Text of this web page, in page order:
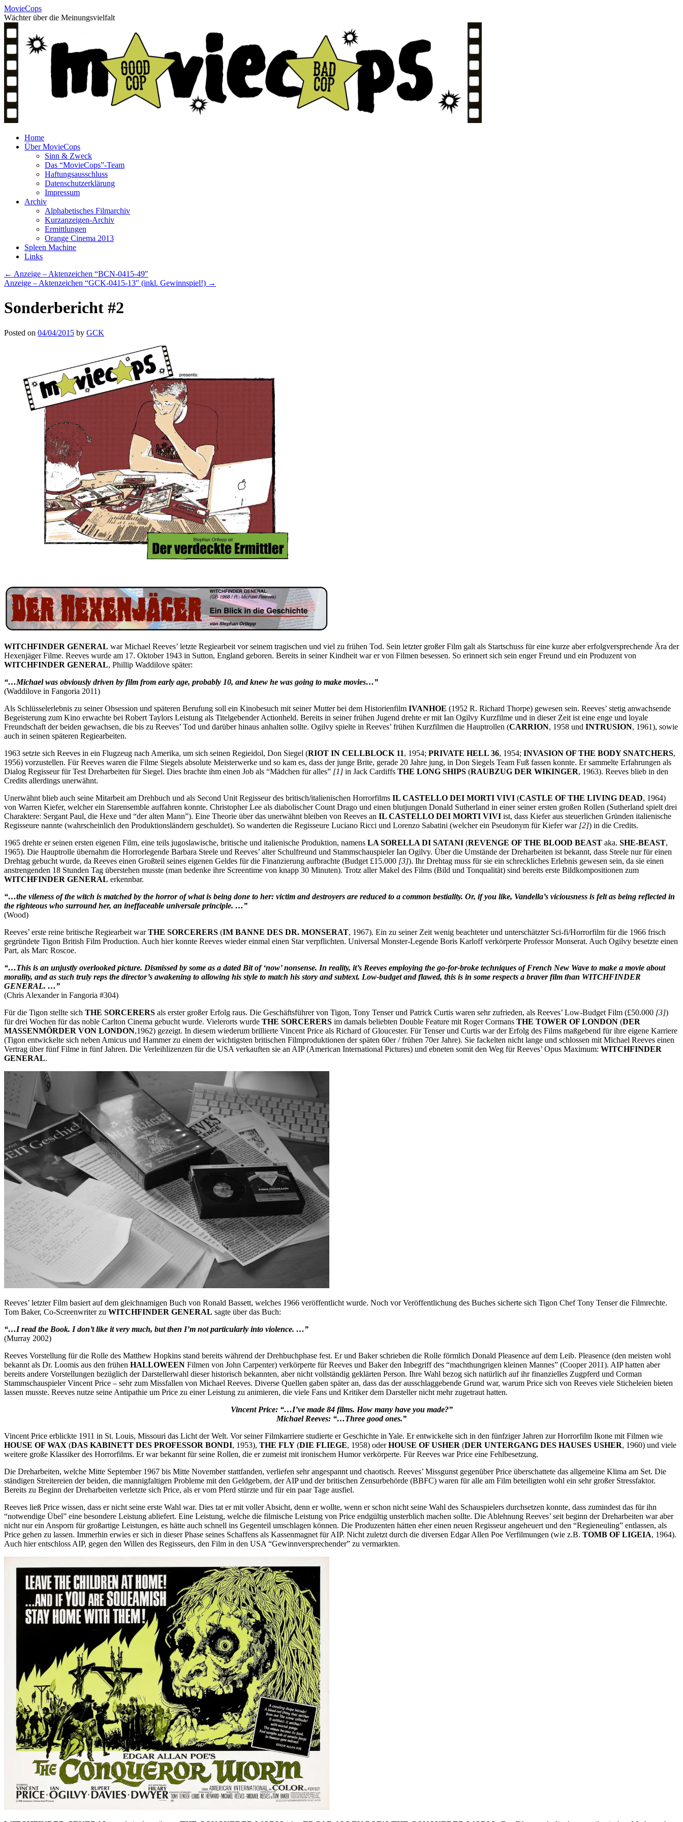
Skip
to
MovieCops
Wächter über die Meinungsvielfalt
Home
Über MovieCops
Sinn & Zweck
Das “MovieCops”-Team
Haftungsausschluss
Datenschutzerklärung
Impressum
Archiv
Alphabetisches Filmarchiv
Kurzanzeigen-Archiv
Ermittlungen
Orange Cinema 2013
Spleen Machine
Links
← Anzeige – Aktenzeichen “BCN-0415-49″
Anzeige – Aktenzeichen “GCK-0415-13″ (inkl. Gewinnspiel!) →
Sonderbericht #2
Posted on 04/04/2015 by GCK
WITCHFINDER GENERAL war Michael Reeves’ letzte Regiearbeit vor seinem tragischen und viel zu frühen Tod. Sein letzter großer Film galt als Startschuss für eine kurze aber erfolgversprechende Ära der
Hexenjäger Filme. Reeves wurde am 17. Oktober 1943 in Sutton, England geboren. Bereits in seiner Kindheit war er von Filmen besessen. So erinnert sich sein enger Freund und ein Produzent von
WITCHFINDER GENERAL, Phillip Waddilove später:
“…Michael was obviously driven by film from early age, probably 10, and knew he was going to make movies…”
(Waddilove in Fangoria 2011)
Als Schlüsselerlebnis zu seiner Obsession und späteren Berufung soll ein Kinobesuch mit seiner Mutter bei dem Historienfilm IVANHOE (1952 R. Richard Thorpe) gewesen sein. Reeves’ stetig anwachsende
Begeisterung zum Kino erwachte bei Robert Taylors Leistung als Titelgebender Actionheld. Bereits in seiner frühen Jugend drehte er mit Ian Ogilvy Kurzfilme und in dieser Zeit ist eine enge und loyale
Freundschaft der beiden gewachsen, die bis zu Reeves’ Tod und darüber hinaus anhalten sollte. Ogilvy spielte in Reeves’ frühen Kurzfilmen die Hauptrollen (CARRION, 1958 und INTRUSION, 1961), sowie
auch in seinen späteren Regiearbeiten.
1963 setzte sich Reeves in ein Flugzeug nach Amerika, um sich seinen Regieidol, Don Siegel (RIOT IN CELLBLOCK 11, 1954; PRIVATE HELL 36, 1954; INVASION OF THE BODY SNATCHERS,
1956) vorzustellen. Für Reeves waren die Filme Siegels absolute Meisterwerke und so kam es, dass der junge Brite, gerade 20 Jahre jung, in Don Siegels Team Fuß fassen konnte. Er sammelte Erfahrungen als
Dialog Regisseur für Test Dreharbeiten für Siegel. Dies brachte ihm einen Job als “Mädchen für alles” [1] in Jack Cardiffs THE LONG SHIPS (RAUBZUG DER WIKINGER, 1963). Reeves blieb in den
Credits allerdings unerwähnt.
Unerwähnt blieb auch seine Mitarbeit am Drehbuch und als Second Unit Regisseur des britisch/italienischen Horrorfilms IL CASTELLO DEI MORTI VIVI (CASTLE OF THE LIVING DEAD, 1964)
von Warren Kiefer, welcher ein Starensemble auffahren konnte. Christopher Lee als diabolischer Count Drago und einen blutjungen Donald Sutherland in einer seiner ersten großen Rollen (Sutherland spielt drei
Charaktere: Sergant Paul, die Hexe und “der alten Mann”). Eine Theorie über das unerwähnt bleiben von Reeves an IL CASTELLO DEI MORTI VIVI ist, dass Kiefer aus steuerlichen Gründen italienische
Regisseure nannte (wahrscheinlich den Produktionsländern geschuldet). So wanderten die Regisseure Luciano Ricci und Lorenzo Sabatini (welcher ein Pseudonym für Kiefer war [2]) in die Credits.
1965 drehte er seinen ersten eigenen Film, eine teils jugoslawische, britische und italienische Produktion, namens LA SORELLA DI SATANI (REVENGE OF THE BLOOD BEAST aka. SHE-BEAST,
1965). Die Hauptrolle übernahm die Horrorlegende Barbara Steele und Reeves’ alter Schulfreund und Stammschauspieler Ian Ogilvy. Über die Umstände der Dreharbeiten ist bekannt, dass Steele nur für einen
Drehtag gebucht wurde, da Reeves einen Großteil seines eigenen Geldes für die Finanzierung aufbrachte (Budget £15.000 [3]). Ihr Drehtag muss für sie ein schreckliches Erlebnis gewesen sein, da sie einen
anstrengenden 18 Stunden Tag überstehen musste (man bedenke ihre Screentime von knapp 30 Minuten). Trotz aller Makel des Films (Bild und Tonqualität) sind bereits erste Bildkompositionen zum
WITCHFINDER GENERAL erkennbar.
“…the vileness of the witch is matched by the horror of what is being done to her: victim and destroyers are reduced to a common bestiality. Or, if you like, Vandella’s viciousness is felt as being reflected in
the righteous who surround her, an ineffaceable universale principle. …”
(Wood)
Reeves’ erste reine britische Regiearbeit warTHE SORCERERS (IM BANNE DES DR. MONSERAT, 1967). Ein zu seiner Zeit wenig beachteter und unterschätzter Sci-fi/Horrorfilm für die 1966 frisch
gegründete Tigon British Film Production. Auch hier konnte Reeves wieder einmal einen Star verpflichten. Universal Monster-Legende Boris Karloff verkörperte Professor Monserat. Auch Ogilvy besetzte einen
Part, als Marc Roscoe.
“…This is an unjustly overlooked picture. Dismissed by some as a dated Bit of ‘now’ nonsense. In reality, it’s Reeves employing the go-for-broke techniques of French New Wave to make a movie about
morality, and as such truly reps the director’s awakening to allowing his style to match his story and subtext. Low-budget and flawed, this is in some respects a braver film than WITCHFINDER
GENERAL. …”
(Chris Alexander in Fangoria #304)
Für die Tigon stellte sich THE SORCERERS als erster großer Erfolg raus. Die Geschäftsführer von Tigon, Tony Tenser und Patrick Curtis waren sehr zufrieden, als Reeves’ Low-Budget Film (£50.000 [3])
für drei Wochen für das noble Carlton Cinema gebucht wurde. Vielerorts wurde THE SORCERERS im damals beliebten Double Feature mit Roger Cormans THE TOWER OF LONDON (DER
MASSENMÖRDER VON LONDON,1962) gezeigt. In diesem wiederum brillierte Vincent Price als Richard of Gloucester. Für Tenser und Curtis war der Erfolg des Films maßgebend für ihre eigene Karriere
(Tigon entwickelte sich neben Amicus und Hammer zu einem der wichtigsten britischen Filmproduktionen der späten 60er / frühen 70er Jahre). Sie fackelten nicht lange und schlossen mit Michael Reeves einen
Vertrag über fünf Filme in fünf Jahren. Die Verleihlizenzen für die USA verkauften sie an AIP (American International Pictures) und ebneten somit den Weg für Reeves’ Opus Maximum: WITCHFINDER
GENERAL.
Reeves’ letzter Film basiert auf dem gleichnamigen Buch von Ronald Bassett, welches 1966 veröffentlicht wurde. Noch vor Veröffentlichung des Buches sicherte sich Tigon Chef Tony Tenser die Filmrechte.
Tom Baker, Co-Screenwriter zu WITCHFINDER GENERAL sagte über das Buch:
“…I read the Book. I don’t like it very much, but then I’m not particularly into violence. …”
(Murray 2002)
Reeves Vorstellung für die Rolle des Matthew Hopkins stand bereits während der Drehbuchphase fest. Er und Baker schrieben die Rolle förmlich Donald Pleasence auf dem Leib. Pleasence (den meisten wohl
bekannt als Dr. Loomis aus den frühen HALLOWEEN Filmen von John Carpenter) verkörperte für Reeves und Baker den Inbegriff des “machthungrigen kleinen Mannes” (Cooper 2011). AIP hatten aber
bereits andere Vorstellungen bezüglich der Darstellerwahl dieser historisch bekannten, aber nicht vollständig geklärten Person. Ihre Wahl bezog sich natürlich auf ihr finanzielles Zugpferd und Corman
Stammschauspieler Vincent Price – sehr zum Missfallen von Michael Reeves. Diverse Quellen gaben später an, dass das der ausschlaggebende Grund war, warum Price sich von Reeves viele Sticheleien bieten
lassen musste. Reeves nutze seine Antipathie um Price zu einer Leistung zu animieren, die viele Fans und Kritiker dem Darsteller nicht mehr zugetraut hatten.
Vincent Price: “…I’ve made 84 films. How many have you made?”
Michael Reeves: “…Three good ones.”
Vincent Price erblickte 1911 in St. Louis, Missouri das Licht der Welt. Vor seiner Filmkarriere studierte er Geschichte in Yale. Er entwickelte sich in den fünfziger Jahren zur Horrorfilm Ikone mit Filmen wie
HOUSE OF WAX (DAS KABINETT DES PROFESSOR BONDI, 1953), THE FLY (DIE FLIEGE, 1958) oderHOUSE OF USHER (DER UNTERGANG DES HAUSES USHER, 1960) und viele
weitere große Klassiker des Horrorfilms. Er war bekannt für seine Rollen, die er zumeist mit ironischem Humor verkörperte. Für Reeves war Price eine Fehlbesetzung.
Die Dreharbeiten, welche Mitte September 1967 bis Mitte November stattfanden, verliefen sehr angespannt und chaotisch. Reeves’ Missgunst gegenüber Price überschattete das allgemeine Klima am Set. Die
ständigen Streitereien der beiden, die mannigfaltigen Probleme mit den Geldgebern, der AIP und der britischen Zensurbehörde (BBFC) waren für alle am Film beteiligten wohl ein sehr großer Stressfaktor.
Bereits zu Beginn der Dreharbeiten verletzte sich Price, als er vom Pferd stürzte und für ein paar Tage ausfiel.
Reeves ließ Price wissen, dass er nicht seine erste Wahl war. Dies tat er mit voller Absicht, denn er wollte, wenn er schon nicht seine Wahl des Schauspielers durchsetzen konnte, dass zumindest das für ihn
“notwendige Übel” eine besondere Leistung abliefert. Eine Leistung, welche die filmische Leistung von Price endgültig unsterblich machen sollte. Die Ablehnung Reeves’ seit beginn der Dreharbeiten war aber
nicht nur ein Ansporn für großartige Leistungen, es hätte auch schnell ins Gegenteil umschlagen können. Die Produzenten hätten eher einen neuen Regisseur angeheuert und den “Regieneuling” entlassen, als
Price gehen zu lassen. Immerhin erwies er sich in dieser Phase seines Schaffens als Kassenmagnet für AIP. Nicht zuletzt durch die diversen Edgar Allen Poe Verfilmungen (wie z.B. TOMB OF LIGEIA, 1964).
Auch hier entschloss AIP, gegen den Willen des Regisseurs, den Film in den USA “Gewinnversprechender” zu vermarkten.